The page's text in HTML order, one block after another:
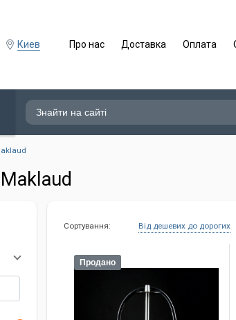
Киев Про нас Доставка Оплата
Сортування: Від дешевих до дорогих
Продано